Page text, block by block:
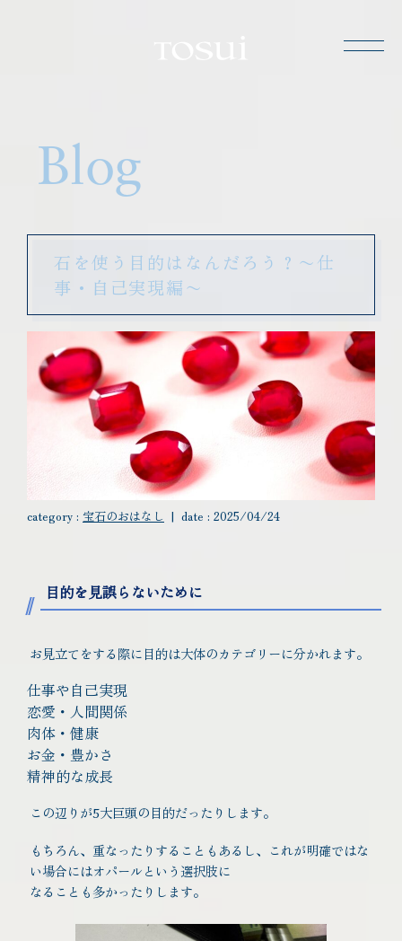
Blog
石を使う目的はなんだろう？〜仕
事・自己実現編〜
category : 宝石のおはなし | date : 2025/04/24
目的を見誤らないために
お見立てをする際に目的は大体のカテゴリーに分かれます。
仕事や自己実現
恋愛・人間関係
肉体・健康
お金・豊かさ
精神的な成長
この辺りが5大巨頭の目的だったりします。
もちろん、重なったりすることもあるし、これが明確ではな
い場合にはオパールという選択肢に
なることも多かったりします。